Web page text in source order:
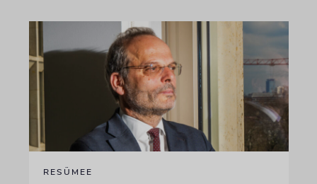
RESÜMEE